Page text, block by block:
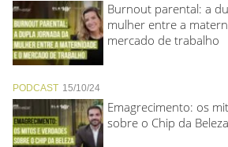
Burnout parental: a
mulher entre a
mercado de trabalho
PODCAST 15/10/24
Emagrecimento: os
sobre o Chip da Beleza